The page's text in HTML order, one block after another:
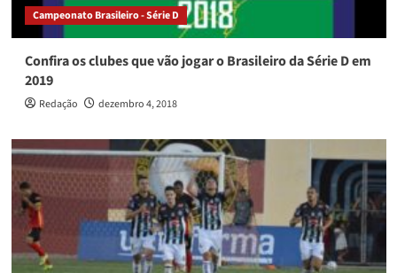
Campeonato Brasileiro - Série D
Confira os clubes que vão jogar o Brasileiro da Série D em
2019
Redação dezembro 4, 2018